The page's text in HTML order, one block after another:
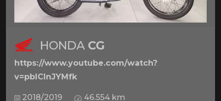
HONDA CG
https://www.youtube.com/watch?
v=pbICInJYMfk
2018/2019 46.554 km